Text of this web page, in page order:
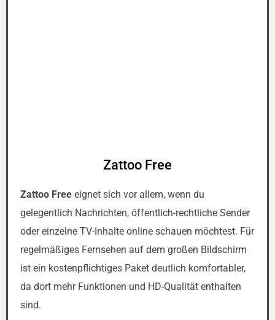
Zattoo Free
Zattoo Free eignet sich vor allem, wenn du
gelegentlich Nachrichten, öffentlich-rechtliche Sender
oder einzelne TV-Inhalte online schauen möchtest. Für
regelmäßiges Fernsehen auf dem großen Bildschirm
ist ein kostenpflichtiges Paket deutlich komfortabler,
da dort mehr Funktionen und HD-Qualität enthalten
sind.